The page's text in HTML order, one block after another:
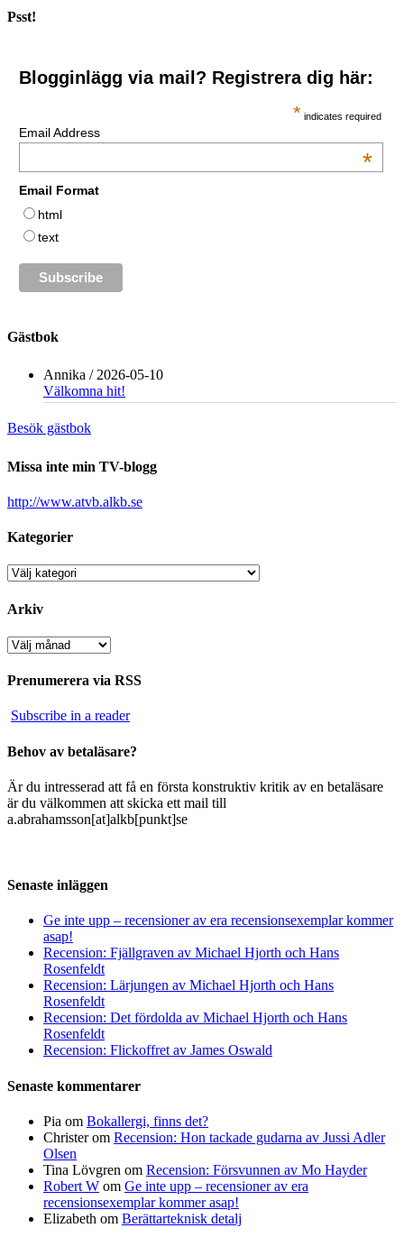
Psst!
Blogginlägg via mail? Registrera dig här:
* indicates required
Email Address
*
Email Format
html
text
Gästbok
Annika / 2026-05-10
Välkomna hit!
Besök gästbok
Missa inte min TV-blogg
http://www.atvb.alkb.se
Kategorier
Kategorier
Arkiv
Arkiv
Prenumerera via RSS
Subscribe in a reader
Behov av betaläsare?
Är du intresserad att få en första konstruktiv kritik av en betaläsare
är du välkommen att skicka ett mail till
a.abrahamsson[at]alkb[punkt]se
Senaste inläggen
Ge inte upp – recensioner av era recensionsexemplar kommer
asap!
Recension: Fjällgraven av Michael Hjorth och Hans
Rosenfeldt
Recension: Lärjungen av Michael Hjorth och Hans
Rosenfeldt
Recension: Det fördolda av Michael Hjorth och Hans
Rosenfeldt
Recension: Flickoffret av James Oswald
Senaste kommentarer
Pia om Bokallergi, finns det?
Christerom Recension: Hon tackade gudarna av Jussi Adler
Olsen
Tina Lövgren om Recension: Försvunnen av Mo Hayder
Robert W om Ge inte upp – recensioner av era
recensionsexemplar kommer asap!
Elizabeth om Berättarteknisk detalj